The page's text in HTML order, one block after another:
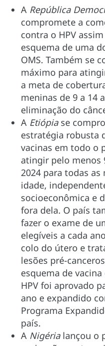
A República
compromete a
contra o HPV
esquema de uma
OMS. Também se
máximo para
a meta de
meninas de 9 a 14
eliminação do
A Etiópiase
estratégia robusta
vacinas em todo o
atingir pelo menos
2024 para todas as
idade,
socioeconômica e
fora dela. O país
fazer o exame de
elegíveis a cada
colo do útero e
lesões pré-
esquema de
HPV foi aprovado
ano e expandido
Programa
país.
A Nigéria lançou o